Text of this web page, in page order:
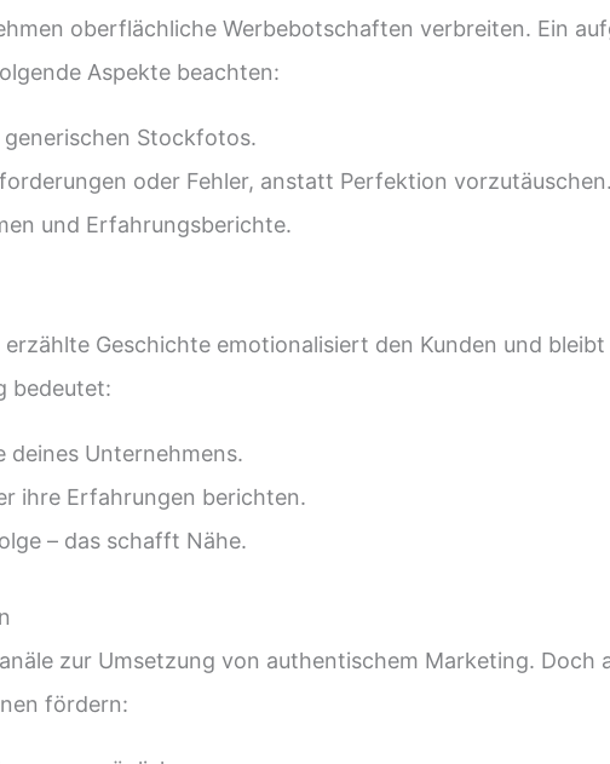
oberflächliche Werbebotschaften verbreiten. Ein
Aspekte beachten:
Stockfotos.
oder Fehler, anstatt Perfektion vorzutäuschen.
und Erfahrungsberichte.
Geschichte emotionalisiert den Kunden und
bedeutet:
deines Unternehmens.
ihre Erfahrungen berichten.
– das schafft Nähe.
zur Umsetzung von authentischem Marketing.
fördern: